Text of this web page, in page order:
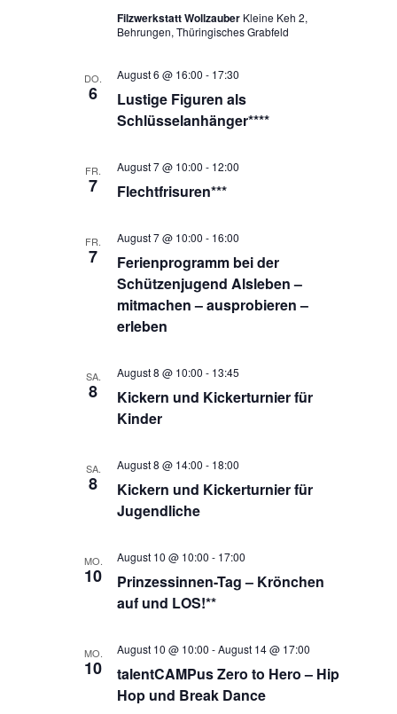
Filzwerkstatt Wollzauber Kleine Keh 2,
Behrungen, Thüringisches Grabfeld
DO.
6
Lustige Figuren als
Schlüsselanhänger****
August 6 @ 16:00 - 17:30
FR.
7 Flechtfrisuren***
August 7 @ 10:00 - 12:00
FR.
7
Ferienprogramm bei der
Schützenjugend Alsleben –
mitmachen – ausprobieren –
erleben
August 7 @ 10:00 - 16:00
SA.
8
Kickern und Kickerturnier für
Kinder
August 8 @ 10:00 - 13:45
SA.
8
Kickern und Kickerturnier für
Jugendliche
August 8 @ 14:00 - 18:00
MO.
10
Prinzessinnen-Tag – Krönchen
auf und LOS!**
August 10 @ 10:00 - 17:00
MO.
10
talentCAMPus Zero to Hero – Hip
Hop und Break Dance
August 10 @ 10:00 -August 14 @ 17:00